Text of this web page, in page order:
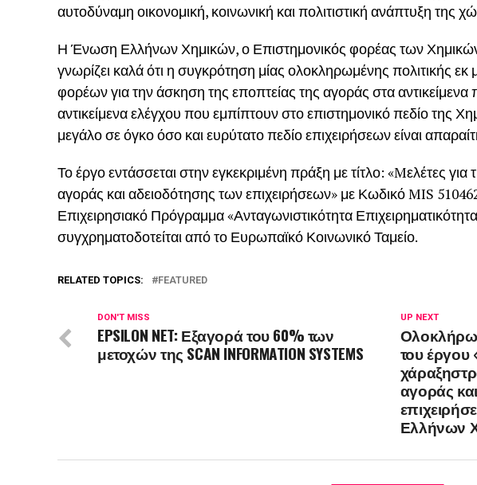
αυτοδύναμη οικονομική, κοινωνική και πολιτιστική ανάπτυξη της
Η Ένωση Ελλήνων Χημικών, ο Επιστημονικός φορέας των
γνωρίζει καλά ότι η συγκρότηση μίας ολοκληρωμένης πολιτικής
φορέων για την άσκηση της εποπτείας της αγοράς στα αντικείμενα
αντικείμενα ελέγχου που εμπίπτουν στο επιστημονικό πεδίο της
μεγάλο σε όγκο όσο και ευρύτατο πεδίο επιχειρήσεων είναι
Το έργο εντάσσεται στην εγκεκριμένη πράξη με τίτλο: «Mελέτες
αγοράς και αδειοδότησης των επιχειρήσεων» με Κωδικό MIS
Επιχειρησιακό Πρόγραμμα «Ανταγωνιστικότητα
συγχρηματοδοτείται από το Ευρωπαϊκό Κοινωνικό Ταμείο.
RELATED TOPICS: FEATURED
UP NEXT
του έργου
αγοράς
Ελλήνων
DON'T MISS
EPSILON NET: Εξαγορά του 60% των
μετοχών της SCAN INFORMATION SYSTEMS